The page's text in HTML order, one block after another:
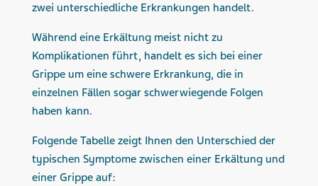
zwei unterschiedliche Erkrankungen handelt.
Während eine Erkältung meist nicht zu
Komplikationen führt, handelt es sich bei einer
Grippe um eine schwere Erkrankung, die in
einzelnen Fällen sogar schwerwiegende Folgen
haben kann.
Folgende Tabelle zeigt Ihnen den Unterschied der
typischen Symptome zwischen einer Erkältung und
einer Grippe auf: